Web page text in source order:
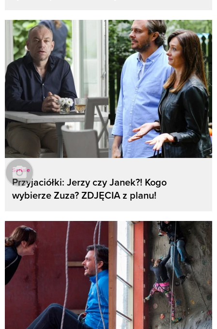
Seriale
Przyjaciółki: Jerzy czy Janek?! Kogo
wybierze Zuza? ZDJĘCIA z planu!